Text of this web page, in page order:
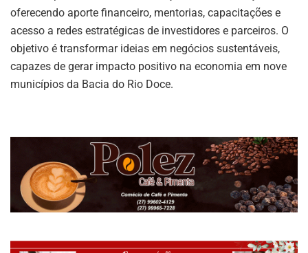
oferecendo aporte financeiro, mentorias, capacitações e
acesso a redes estratégicas de investidores e parceiros. O
objetivo é transformar ideias em negócios sustentáveis,
capazes de gerar impacto positivo na economia em nove
municípios da Bacia do Rio Doce.